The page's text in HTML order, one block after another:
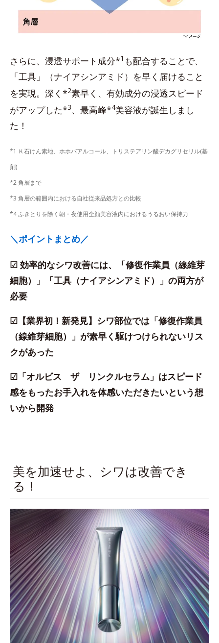
さらに、浸透サポート成分*1 も配合することで、
「工具」（ナイアシンアミド）を早く届けること
を実現。深く*2素早く、有効成分の浸透スピード
がアップした*3、最高峰*4美容液が誕生しまし
た！
*1 Ｋ石けん素地、ホホバアルコール、トリステアリン酸デカグリセリル(基
剤)
*2 角層まで
*3 角層の範囲内における自社従来品処方との比較
*4 ふきとりを除く朝・夜使用全顔美容液内におけるうるおい保持力
＼ポイントまとめ／
☑ 効率的なシワ改善には、「修復作業員（線維芽
細胞）」「工具（ナイアシンアミド）」の両方が
必要
☑【業界初！新発見】シワ部位では「修復作業員
（線維芽細胞）」が素早く駆けつけられないリス
クがあった
☑「オルビス ザ リンクルセラム」はスピード
感をもったお手入れを体感いただきたいという想
いから開発
美を加速せよ、シワは改善でき
る！